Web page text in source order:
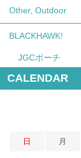
Other, Outdoor
BLACKHAWK!
JGCポーチ
CALENDAR
日 月